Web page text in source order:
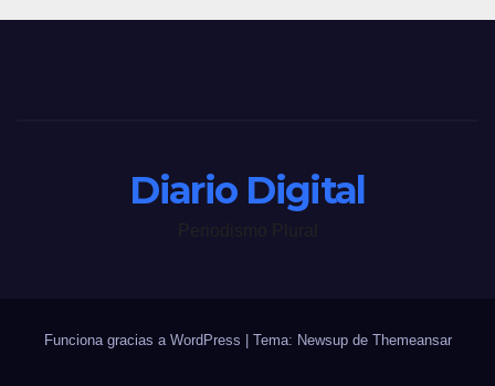
Diario Digital
Funciona gracias a WordPress Tema: Newsup de Themeansar